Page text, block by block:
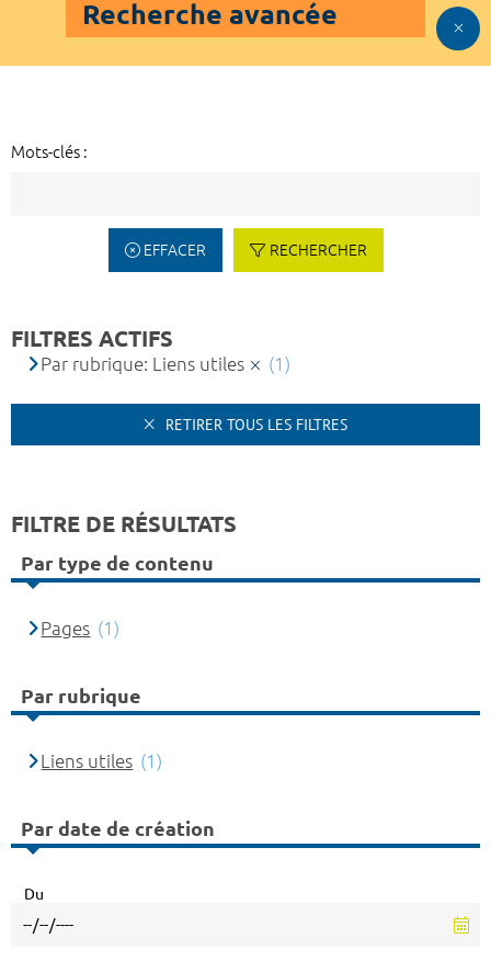
Recherche avancée
Mots-clés :
EFFACER RECHERCHER
FILTRES ACTIFS
Par rubrique: Liens utiles (1)
RETIRER TOUS LES FILTRES
FILTRE DE RÉSULTATS
Par type de contenu
Pages (1)
Par rubrique
Liens utiles (1)
Par date de création
Du